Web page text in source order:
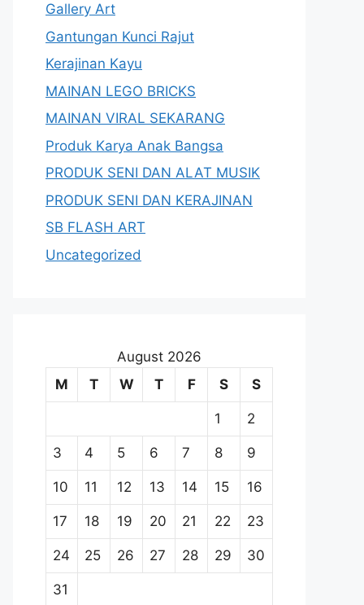
Gallery Art
Gantungan Kunci Rajut
Kerajinan Kayu
MAINAN LEGO BRICKS
MAINAN VIRAL SEKARANG
Produk Karya Anak Bangsa
PRODUK SENI DAN ALAT MUSIK
PRODUK SENI DAN KERAJINAN
SB FLASH ART
Uncategorized
August 2026
M
T W T F S S
1 2
3 4 5 6 7 8 9
10 11 12 13 14 15 16
17 18 19 20 21 22 23
24 25 26 27 28 29 30
31